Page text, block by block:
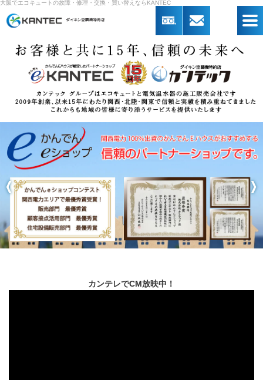
大阪でエコキュートの故障・修理・交換・買い替えならKANTEC
< >
カンテレでCM放映中！